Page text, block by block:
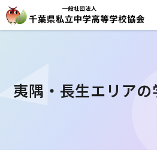
夷隅・⻑⽣エリア